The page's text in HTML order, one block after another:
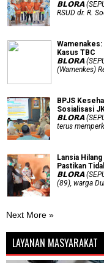
𝗕𝗟𝗢𝗥𝗔
RSUD dr. R.
Kasus TBC
𝗕𝗟𝗢𝗥𝗔
(Wamenkes)
BPJS
Sosialisasi
𝗕𝗟𝗢𝗥𝗔
terus
Lansia
Pastikan
𝗕𝗟𝗢𝗥𝗔
(89), warga
Next More »
LAYANAN MASYARAKAT